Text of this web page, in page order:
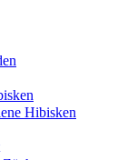
Hibisken